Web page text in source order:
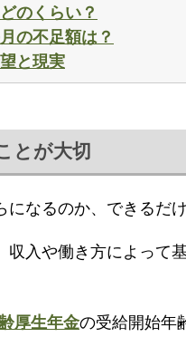
のくらい？
の不足額は？
と現実
とが大切
なるのか、できるだ
収入や働き方によって
厚生年金の受給開始年